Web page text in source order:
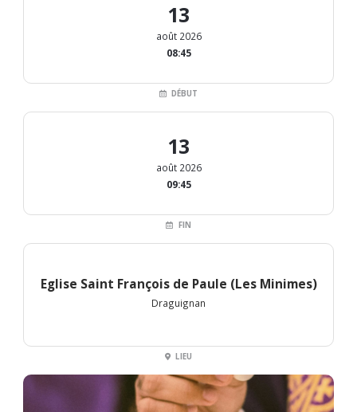
13
août 2026
08:45
DÉBUT
13
août 2026
09:45
FIN
Eglise Saint François de Paule (Les Minimes)
Draguignan
LIEU